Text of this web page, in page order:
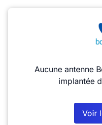
Aucune antenne
implantée
Voir